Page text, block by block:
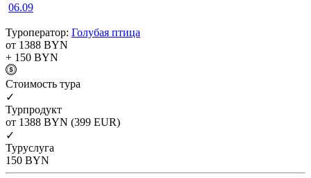
06.09
Туроператор: Голубая птица
от 1388 BYN
+ 150 BYN
Cтоимость тура
✓
Турпродукт
от 1388 BYN (399 EUR)
✓
Туруслуга
150 BYN